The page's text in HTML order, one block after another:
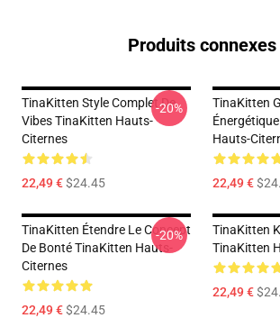
Produits connexes
TinaKitten Style Complet De
Vibes TinaKitten Hauts-
Citernes
22,49 €$24.45
-20%
TinaKitten
Hauts-
22,49 €
TinaKitten Étendre Le Concept
De Bonté TinaKitten Hauts-
Citernes
22,49 €$24.45
-20%
TinaKitten
TinaKitten
22,49 €